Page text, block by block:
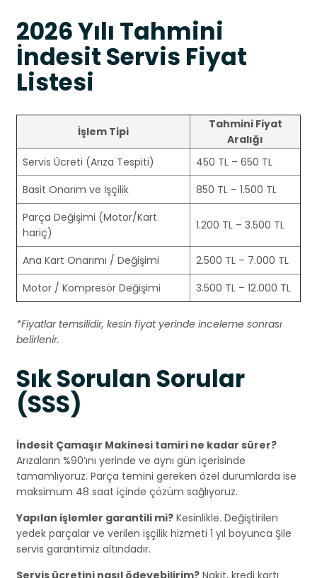
2026 Yılı Tahmini
İndesit Servis Fiyat
Listesi
İşlem Tipi
Tahmini Fiyat
Aralığı
Servis Ücreti (Arıza Tespiti)
450 TL – 650 TL
Basit Onarım ve İşçilik
850 TL – 1.500 TL
Parça Değişimi (Motor/Kart
hariç)
1.200 TL – 3.500 TL
Ana Kart Onarımı / Değişimi
2.500 TL – 7.000 TL
Motor / Kompresör Değişimi
3.500 TL – 12.000 TL
*Fiyatlar temsilidir, kesin fiyat yerinde inceleme sonrası
belirlenir.
Sık Sorulan Sorular
(SSS)
İndesit Çamaşır Makinesi tamiri ne kadar sürer?
Arızaların %90’ını yerinde ve aynı gün içerisinde
tamamlıyoruz. Parça temini gereken özel durumlarda ise
maksimum 48 saat içinde çözüm sağlıyoruz.
Yapılan işlemler garantili mi? Kesinlikle. Değiştirilen
yedek parçalar ve verilen işçilik hizmeti 1 yıl boyunca Şile
servis garantimiz altındadır.
Servis ücretini nasıl ödeyebilirim? Nakit, kredi kartı